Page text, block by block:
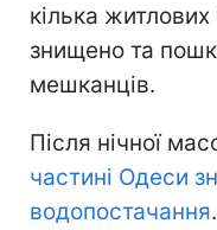
кілька
знищено та
мешканців.
Після нічної
частині Одеси
водопостачання